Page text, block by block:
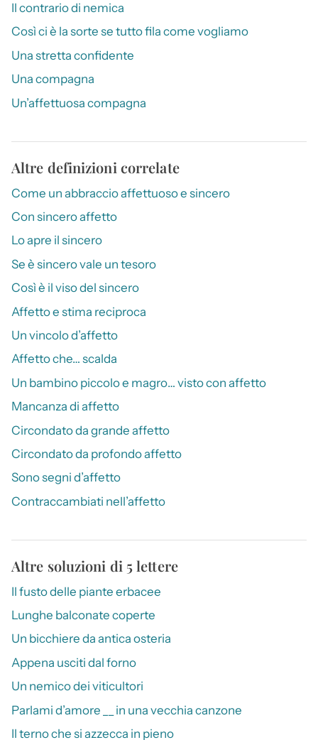
Il contrario di nemica
Così ci è la sorte se tutto fila come vogliamo
Una stretta confidente
Una compagna
Un’affettuosa compagna
Altre definizioni correlate
Come un abbraccio affettuoso e sincero
Con sincero affetto
Lo apre il sincero
Se è sincero vale un tesoro
Così è il viso del sincero
Affetto e stima reciproca
Un vincolo d’affetto
Affetto che… scalda
Un bambino piccolo e magro… visto con affetto
Mancanza di affetto
Circondato da grande affetto
Circondato da profondo affetto
Sono segni d’affetto
Contraccambiati nell’affetto
Altre soluzioni di 5 lettere
Il fusto delle piante erbacee
Lunghe balconate coperte
Un bicchiere da antica osteria
Appena usciti dal forno
Un nemico dei viticultori
Parlami d’amore __ in una vecchia canzone
Il terno che si azzecca in pieno